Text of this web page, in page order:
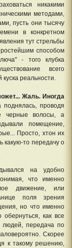
никакими
методами,
пусть они тысячу
в конкретном
тут стрельбы
способом
- того клубка
всего
реальности.
Жаль. Иногда
поднялась, проводя
черные волосы, а
помещение,
Просто, хтон их
какую-то передачу о
на удобно
что именно
движение, или
поля зрения
но что именно
как все
людей, передача по
Скорее
к такому решению,